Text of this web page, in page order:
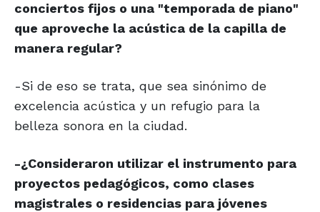
conciertos fijos o una "temporada de piano"
que aproveche la acústica de la capilla de
manera regular?
-Si de eso se trata, que sea sinónimo de
excelencia acústica y un refugio para la
belleza sonora en la ciudad.
-¿Consideraron utilizar el instrumento para
proyectos pedagógicos, como clases
magistrales o residencias para jóvenes